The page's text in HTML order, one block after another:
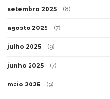
setembro 2025 (8)
agosto 2025 (7)
julho 2025 (9)
junho 2025 (7)
maio 2025 (9)